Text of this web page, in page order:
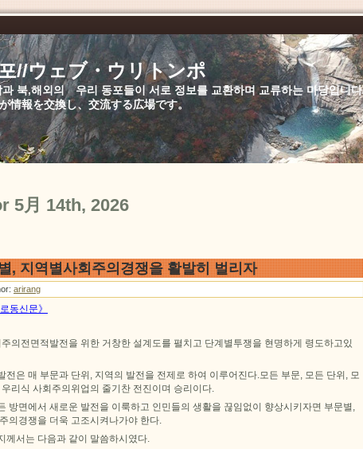
//ウェブ・ウリトンポ
북,해외의 우리 동포들이 서로 정보를 교환하며 교류하는 마당입니
情報を交換し、交流する広場です。
5月 14th, 2026
, 지역별사회주의경쟁을 활발히 벌리자
arirang
동신문》
의전면적발전을 위한 거창한 설계도를 펼치고 단계별투쟁을 현명하게 령도하고있
전은 매 부문과 단위, 지역의 발전을 전제로 하여 이루어진다.모든 부문, 모든 단위, 모
리식 사회주의위업의 줄기찬 전진이며 승리이다.
방면에서 새로운 발전을 이룩하고 인민들의 생활을 끊임없이 향상시키자면 부문별,
의경쟁을 더욱 고조시켜나가야 한다.
께서는 다음과 같이 말씀하시였다.